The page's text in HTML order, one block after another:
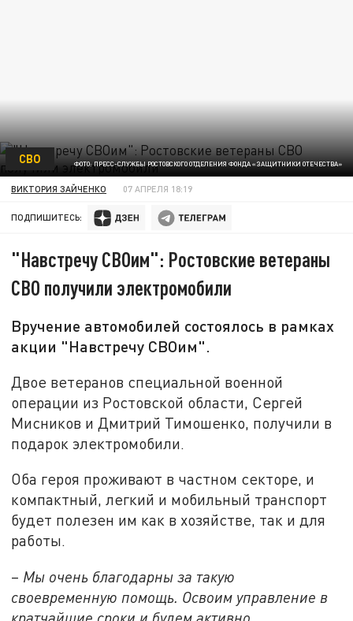
ФОТО: ПРЕСС-СЛУЖБЫ РОСТОВСКОГО ОТДЕЛЕНИЯ ФОНДА «ЗАЩИТНИКИ ОТЕЧЕСТВА»
СВО
ВИКТОРИЯ ЗАЙЧЕНКО 07 АПРЕЛЯ 18:19
ПОДПИШИТЕСЬ:
"Навстречу СВОим": Ростовские ветераны
СВО получили электромобили
Вручение автомобилей состоялось в рамках
акции "Навстречу СВОим".
Двое ветеранов специальной военной
операции из Ростовской области, Сергей
Мисников и Дмитрий Тимошенко, получили в
подарок электромобили.
Оба героя проживают в частном секторе, и
компактный, легкий и мобильный транспорт
будет полезен им как в хозяйстве, так и для
работы.
– Мы очень благодарны за такую
своевременную помощь. Освоим управление в